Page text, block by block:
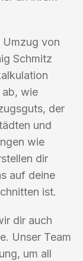
von
Schmitz
ab, wie
der
und
wie
dir
auf deine
ist.
dir auch
Unser Team
um all